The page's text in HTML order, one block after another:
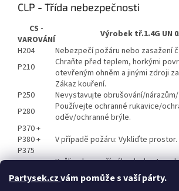
Partysek.czvám pomůže s vaší párty.
CLP - Třída nebezpečnosti
CS -
VAROVÁNÍ
Výrobek tř.1.4G UN
H204
Nebezpečí požáru nebo zasažení
P210
Chraňte před teplem, horkými
otevřeným ohněm a jinými zdroji
Zákaz kouření.
P250
Nevystavujte obrušování/
P280
Používejte ochranné rukavice/
oděv/ochranné brýle.
P370 +
P380 +
P375
V případě požáru: Vykliďte prostor.
Kvůli nebezpečí výbuchu haste z
vzdálenosti.
P372
Nebezpečí výbuchu.